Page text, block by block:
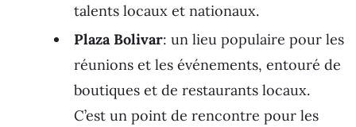
talents locaux et nationaux.
Plaza Bolivar: un lieu populaire pour les
réunions et les événements, entouré de
boutiques et de restaurants locaux.
C’est un point de rencontre pour les